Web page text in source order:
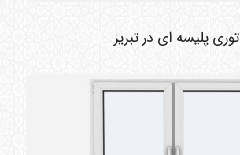
توری پلیسه ای در تبریز